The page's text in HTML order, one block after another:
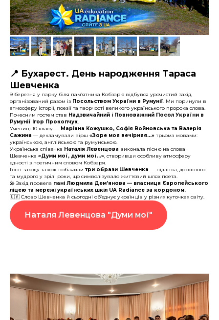
📍 Бухарест. День народження Тараса
Шевченка
9 березня у парку біля пам’ятника Кобзарю відбувся урочистий захід,
організований разом із Посольством України в Румунії. Ми поринули в
атмосферу історії, поезії та творчості великого українського пророка слова.
Почесним гостем став Надзвичайний і Повноважний Посол України в
Румунії Ігор Прокопчук.
Учениці 10 класу — Маріана Кожушко, Софія Войновська та Валерія
Сажина — декламували вірш «Зоре моя вечірняя…» трьома мовами:
українською, англійською та румунською.
Українська співачка Наталія Левенцова виконала пісню на слова
Шевченка «Думи мої, думи мої…», створивши особливу атмосферу
єдності з поетичним словом Кобзаря.
Гості заходу також побачили три образи Шевченка — підлітка, дорослого
та мудрого у зрілі роки, що символізувало життєвий шлях поета.
🎤 Захід провела пані Людмила Дем’янова — власниця Європейського
ліцею та мережі українських шкіл UA Radiance за кордоном.
🇺🇦 Слово Шевченка й сьогодні об’єднує українців у різних куточках світу.
Наталя Левенцова "Думи мої"